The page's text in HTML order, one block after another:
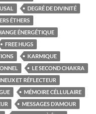
DEGRÉ DE DIVINITÉ
ÉTHERS
ÉNERGÉTIQUE
FREE HUGS
KARMIQUE
LE SECOND CHAKRA
ET RÉFLECTEUR
MÉMOIRE CÉLLULAIRE
MESSAGES D’AMOUR